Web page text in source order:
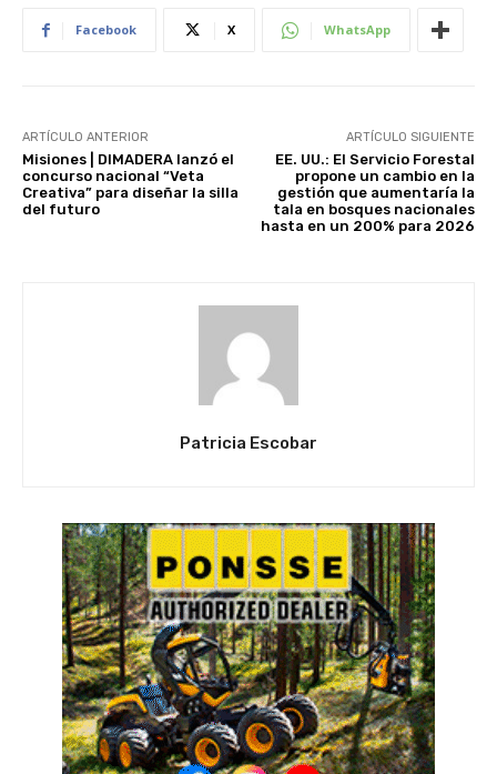
Facebook X WhatsApp
ARTÍCULO ANTERIOR
Misiones | DIMADERA lanzó el
concurso nacional “Veta
Creativa” para diseñar la silla
del futuro
ARTÍCULO SIGUIENTE
EE. UU.: El Servicio Forestal
propone un cambio en la
gestión que aumentaría la
tala en bosques nacionales
hasta en un 200% para 2026
Patricia Escobar